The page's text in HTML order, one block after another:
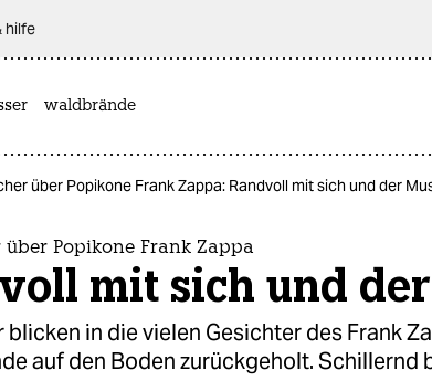
hilfe
waldbrände
über Popikone Frank Zappa: Randvoll mit sich und der
über Popikone Frank Zappa
mit sich und
blicken in die vielen Gesichter des Frank
auf den Boden zurückgeholt. Schillernd